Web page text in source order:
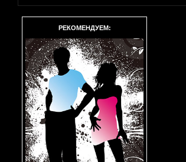
РЕКОМЕНДУЕМ: